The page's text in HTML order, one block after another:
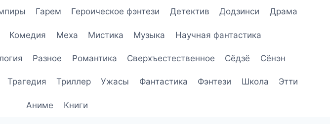
Гарем Героическое фэнтези Детектив Додзинси Драма
Комедия Меха Мистика Музыка Научная фантастика
Разное Романтика Сверхъестественное Сёдзё Сёнэн
Трагедия Триллер Ужасы Фантастика Фэнтези Школа Этти
Аниме Книги